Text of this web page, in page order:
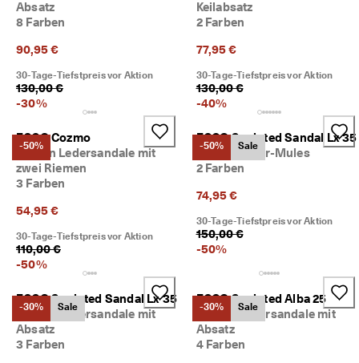
Absatz
8 Farben
90,95 €
30-Tage-Tiefstpreis vor Aktion
130,00 €
-30%
Keilabsatz
2 Farben
77,95 €
30-Tage-Tiefstpreis vor Aktion
130,00 €
-40%
-50%
ECCO Cozmo
Damen Ledersandale mit
zwei Riemen
3 Farben
54,95 €
30-Tage-Tiefstpreis vor Aktion
110,00 €
-50%
-50% Sale
ECCO Sculpted Sandal Lx 35
Damen Leder-Mules
2 Farben
74,95 €
30-Tage-Tiefstpreis vor Aktion
150,00 €
-50%
-30% Sale
ECCO Sculpted Sandal Lx 35
Damen Ledersandale mit
Absatz
3 Farben
-30% Sale
ECCO Sculpted Alba 25
Damen Ledersandale mit
Absatz
4 Farben